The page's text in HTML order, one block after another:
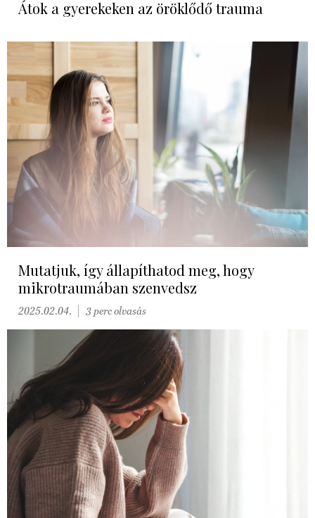
Átok a gyerekeken az öröklődő trauma
Mutatjuk, így állapíthatod meg, hogy
mikrotraumában szenvedsz
2025.02.04. 3 perc olvasás